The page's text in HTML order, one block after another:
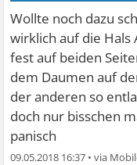
Wollte noch dazu
wirklich auf die
fest auf beiden
dem Daumen auf
der anderen so
doch nur bisschen
panisch
09.05.2018 16:37 •